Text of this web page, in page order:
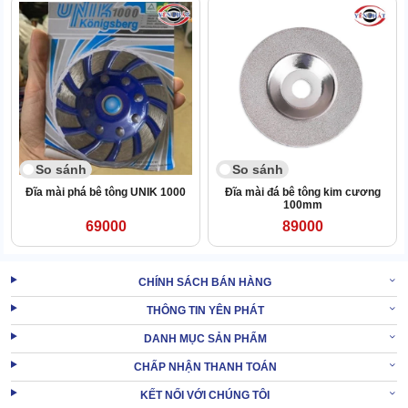
Sản phẩm chuyên dùng để mài thô, xử lý bề mặt cực tốt nhờ lực
ma sát lớn giữa đá granite và mặt sàn.
Linh kiện có khả năng xử lý nhiều loại sàn bê tông có độ gồ ghề
cao. Bên cạnh đó, sản phẩm còn phát huy công năng tốt trên
So sánh
Đĩa mài phá bê tông UNIK 1000
69000
So sánh
Đĩa mài đá bê tông kim cương
100mm
89000
CHÍNH SÁCH BÁN HÀNG
THÔNG TIN YÊN PHÁT
DANH MỤC SẢN PHẨM
CHẤP NHẬN THANH TOÁN
KẾT NỐI VỚI CHÚNG TÔI